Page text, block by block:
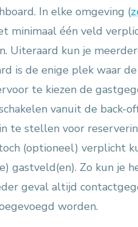
In elke omgeving (
minimaal één veld
Uiteraard kun je
is de enige plek waar
te kiezen de
vanuit de back-
te stellen voor
(optioneel) verplicht
gastveld(en). Zo kun je
geval altijd
worden.